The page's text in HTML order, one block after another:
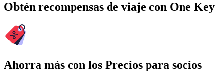
Obtén recompensas de viaje con One Key
Ahorra más con los Precios para socios